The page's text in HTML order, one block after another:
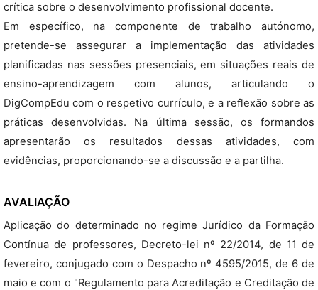
crítica sobre o desenvolvimento profissional docente.
Em específico, na componente de trabalho autónomo,
pretende-se assegurar a implementação das atividades
planificadas nas sessões presenciais, em situações reais de
ensino-aprendizagem com alunos, articulando o
DigCompEdu com o respetivo currículo, e a reflexão sobre as
práticas desenvolvidas. Na última sessão, os formandos
apresentarão os resultados dessas atividades, com
evidências, proporcionando-se a discussão e a partilha.
AVALIAÇÃO
Aplicação do determinado no regime Jurídico da Formação
Contínua de professores, Decreto-lei nº 22/2014, de 11 de
fevereiro, conjugado com o Despacho nº 4595/2015, de 6 de
maio e com o "Regulamento para Acreditação e Creditação de